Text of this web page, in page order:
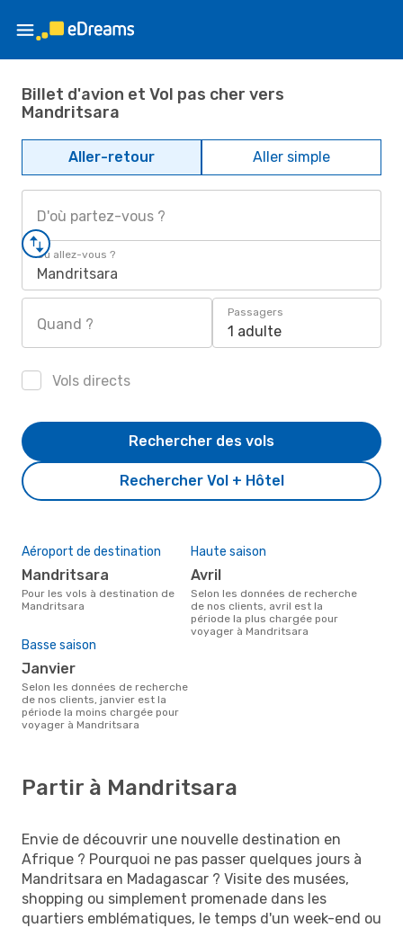
Billet d'avion et Vol pas cher vers
Mandritsara
Aller-retour Aller simple
D'où partez-vous ?
Où allez-vous ?
Mandritsara
Quand ?
Passagers
1 adulte
Vols directs
Rechercher Vol + Hôtel
Rechercher des vols
Aéroport de destination
Mandritsara
Pour les vols à destination de
Mandritsara
Haute saison
avril
Selon les données de recherche
de nos clients, avril est la
période la plus chargée pour
voyager à Mandritsara
Basse saison
janvier
Selon les données de recherche
de nos clients, janvier est la
période la moins chargée pour
voyager à Mandritsara
Partir à Mandritsara
Envie de découvrir une nouvelle destination en
Afrique ? Pourquoi ne pas passer quelques jours à
Mandritsara en Madagascar ? Visite des musées,
shopping ou simplement promenade dans les
quartiers emblématiques, le temps d'un week-end ou